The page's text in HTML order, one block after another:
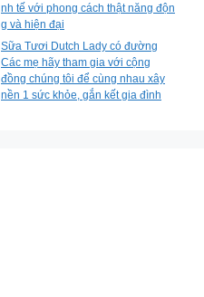
nh tế với phong cách thật năng độn
g và hiện đại
Sữa Tươi Dutch Lady có đường
Các mẹ hãy tham gia với cộng
đồng chúng tôi để cùng nhau xây
nền 1 sức khỏe, gắn kết gia đình